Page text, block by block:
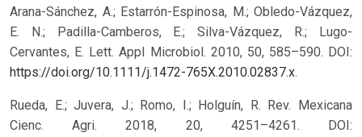
Arana-Sánchez, A.; Estarrón-Espinosa, M.; Obledo-Vázquez,
E. N.; Padilla-Camberos, E.; Silva-Vázquez, R.; Lugo-
Cervantes, E. Lett. Appl Microbiol. 2010, 50, 585–590. DOI:
https://doi.org/10.1111/j.1472-765X.2010.02837.x.
Rueda, E.; Juvera, J.; Romo, I.; Holguín, R. Rev. Mexicana
Cienc. Agri. 2018, 20, 4251–4261. DOI: